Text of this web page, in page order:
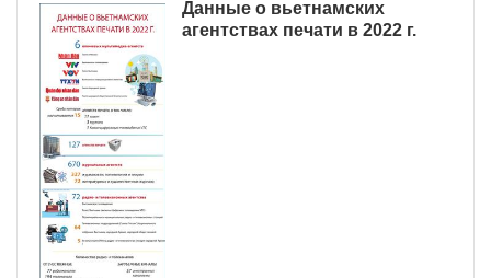
Данные о вьетнамских
агентствах печати в 2022 г.